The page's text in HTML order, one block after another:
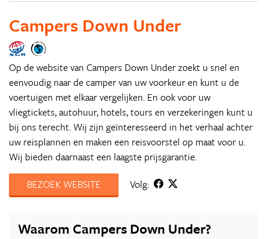
Campers Down Under
Op de website van Campers Down Under zoekt u snel en
eenvoudig naar de camper van uw voorkeur en kunt u de
voertuigen met elkaar vergelijken. En ook voor uw
vliegtickets, autohuur, hotels, tours en verzekeringen kunt u
bij ons terecht. Wij zijn geïnteresseerd in het verhaal achter
uw reisplannen en maken een reisvoorstel op maat voor u.
Wij bieden daarnaast een laagste prijsgarantie.
BEZOEK WEBSITE
Volg:
Waarom Campers Down Under?